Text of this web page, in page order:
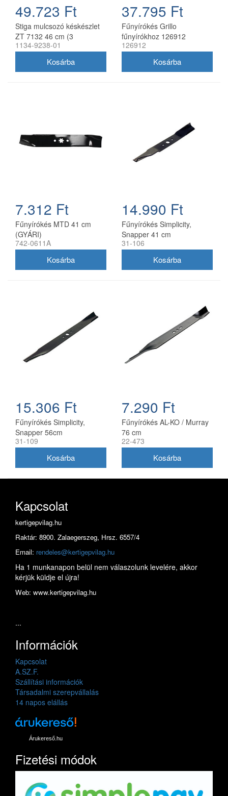
49.723 Ft
Stiga mulcsozó késkészlet
ZT 7132 46 cm (3
db/csomag) 1134-9238-01
1134-9238-01
37.795 Ft
Fűnyírókés Grillo
fűnyírókhoz 126912
126912
7.312 Ft
Fűnyírókés MTD 41 cm
(GYÁRI)
742-0611A
14.990 Ft
Fűnyírókés Simplicity,
Snapper 41 cm
(1704856SM)
31-106
15.306 Ft
Fűnyírókés Simplicity,
Snapper 56cm
(1716695ASM)
31-109
7.290 Ft
Fűnyírókés AL-KO / Murray
76 cm
22-473
Kapcsolat
kertigepvilag.hu
Raktár: 8900. Zalaegerszeg, Hrsz. 6557/4
Email: rendeles@kertigepvilag.hu
Ha 1 munkanapon belül nem válaszolunk levelére, akkor
kérjük küldje el újra!
Web: www.kertigepvilag.hu
...
Információk
Kapcsolat
A.SZ.F.
Szállítási információk
Társadalmi szerepvállalás
14 napos elállás
Árukereső.hu
Fizetési módok